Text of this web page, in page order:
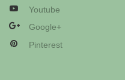
Youtube
Google+
Pinterest